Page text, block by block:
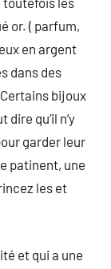
or. ( parfum,
en argent
dans des
bijoux
qu’il n’y
garder leur
patinent, une
les et
et qui a une